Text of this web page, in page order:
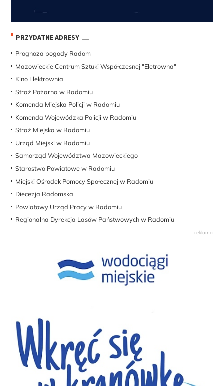
PRZYDATNE ADRESY
Prognoza pogody Radom
Mazowieckie Centrum Sztuki Współczesnej "Eletrowna"
Kino Elektrownia
Straż Pożarna w Radomiu
Komenda Miejska Policji w Radomiu
Komenda Wojewódzka Policji w Radomiu
Straż Miejska w Radomiu
Urząd Miejski w Radomiu
Samorząd Województwa Mazowieckiego
Starostwo Powiatowe w Radomiu
Miejski Ośrodek Pomocy Społecznej w Radomiu
Diecezja Radomska
Powiatowy Urząd Pracy w Radomiu
Regionalna Dyrekcja Lasów Państwowych w Radomiu